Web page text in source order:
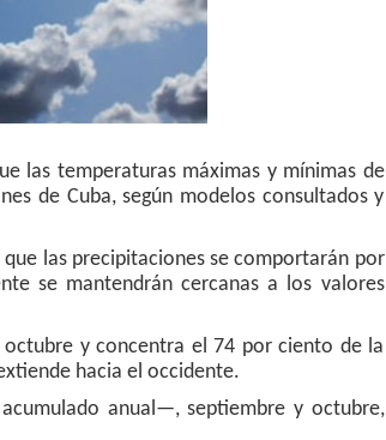
las temperaturas máximas y mínimas de
de Cuba, según modelos consultados y
las precipitaciones se comportarán por
se mantendrán cercanas a los valores
y concentra el 74 por ciento de la
hacia el occidente.
anual—, septiembre y octubre,